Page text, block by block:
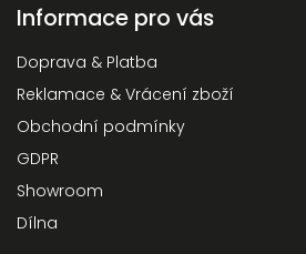
Informace pro vás
Doprava & Platba
Reklamace & Vrácení zboží
Obchodní podmínky
GDPR
Showroom
Dílna